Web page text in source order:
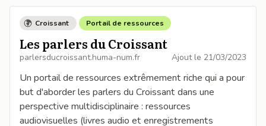
Croissant Portail de ressources
Les parlers du Croissant
parlersducroissant.huma-num.fr Ajout le 21/03/2023
Un portail de ressources extrêmement riche qui a pour
but d'aborder les parlers du Croissant dans une
perspective multidisciplinaire : ressources
audiovisuelles (livres audio et enregistrements